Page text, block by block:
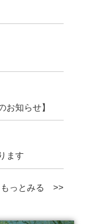
お知らせ】
ます
もっとみる >>